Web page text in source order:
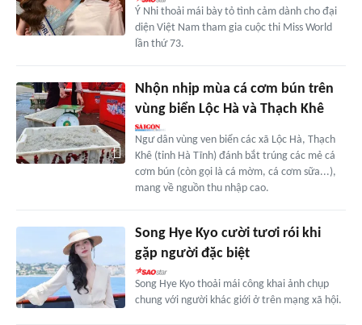
Ý Nhi thoải mái bày tỏ tình cảm dành cho đại
diện Việt Nam tham gia cuộc thi Miss World
lần thứ 73.
Nhộn nhịp mùa cá cơm bún trên
vùng biển Lộc Hà và Thạch Khê
Ngư dân vùng ven biển các xã Lộc Hà, Thạch
Khê (tỉnh Hà Tĩnh) đánh bắt trúng các mẻ cá
cơm bún (còn gọi là cá mờm, cá cơm sữa...),
mang về nguồn thu nhập cao.
Song Hye Kyo cười tươi rói khi
gặp người đặc biệt
Song Hye Kyo thoải mái công khai ảnh chụp
chung với người khác giới ở trên mạng xã hội.